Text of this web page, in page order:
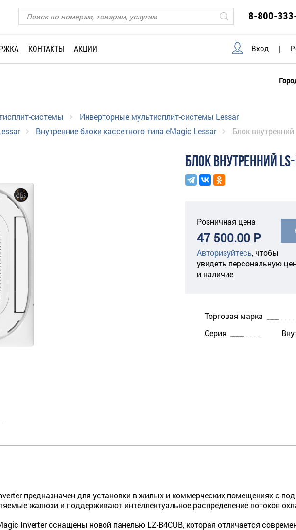
8-800-
КОНТАКТЫ АКЦИИ Вход |
системы
Инверторные мультисплит-системы Lessar
Внутренние блоки кассетного типа eMagic Lessar Блок
БЛОК ВНУТРЕННИЙ LS-
Розничная цена
47 500.00 Р
Авторизуйтесь, чтобы
увидеть персональную
и наличие
Торговая марка
Серия
предназначен для установки в жилых и коммер­ческих помещениях с
жалюзи и поддерживают интеллектуаль­ное распределение потоков
Inverter оснащены новой панелью LZ-B4CUB, которая отличается